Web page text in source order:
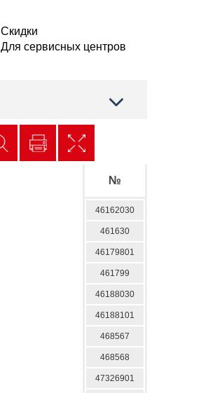
Скидки
Для сервисных центров
№
46162030
461630
46179801
461799
46188030
46188101
468567
468568
47326901